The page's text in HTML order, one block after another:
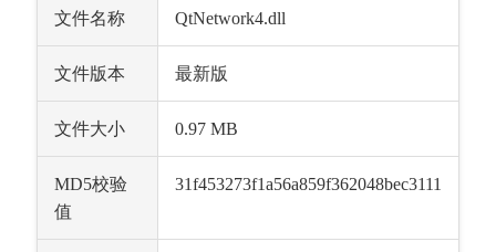
文件名称 QtNetwork4.dll
文件版本 最新版
文件大小 0.97 MB
MD5校验
值
31f453273f1a56a859f362048bec3111